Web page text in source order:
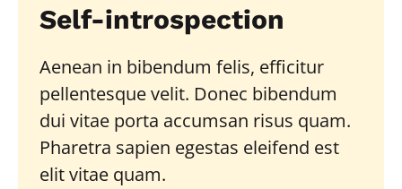
Self-introspection
Aenean in bibendum felis, efficitur
pellentesque velit. Donec bibendum
dui vitae porta accumsan risus quam.
Pharetra sapien egestas eleifend est
elit vitae quam.